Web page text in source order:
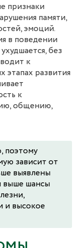
признаки
памяти,
эмоций.
в поведении
без
к
этапах развития
к
общению,
поэтому
зависит от
выявлены
выше шансы
и высокое